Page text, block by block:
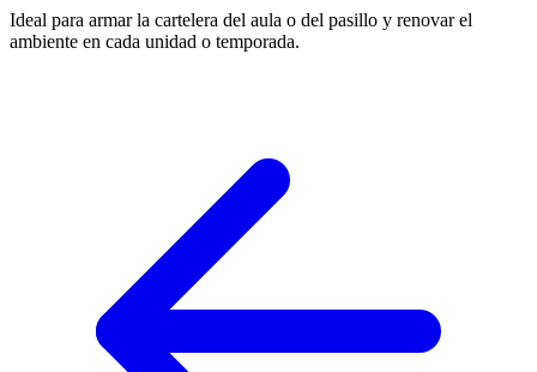
Ideal para armar la cartelera del aula o del pasillo y renovar el
ambiente en cada unidad o temporada.